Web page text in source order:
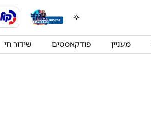
מעניין פודקאסטים שידור חי